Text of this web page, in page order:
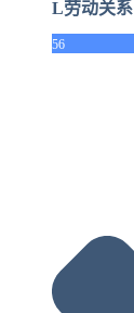
L劳动关系
56